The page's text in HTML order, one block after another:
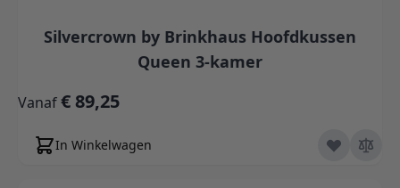
Silvercrown by Brinkhaus Hoofdkussen
Queen 3-kamer
Vanaf€ 89,25
In Winkelwagen